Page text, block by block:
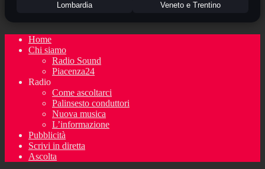
Lombardia Veneto e Trentino
Home
Chi siamo
Radio Sound
Piacenza24
Radio
Come ascoltarci
Palinsesto conduttori
Nuova musica
L’informazione
Pubblicità
Scrivi in diretta
Ascolta